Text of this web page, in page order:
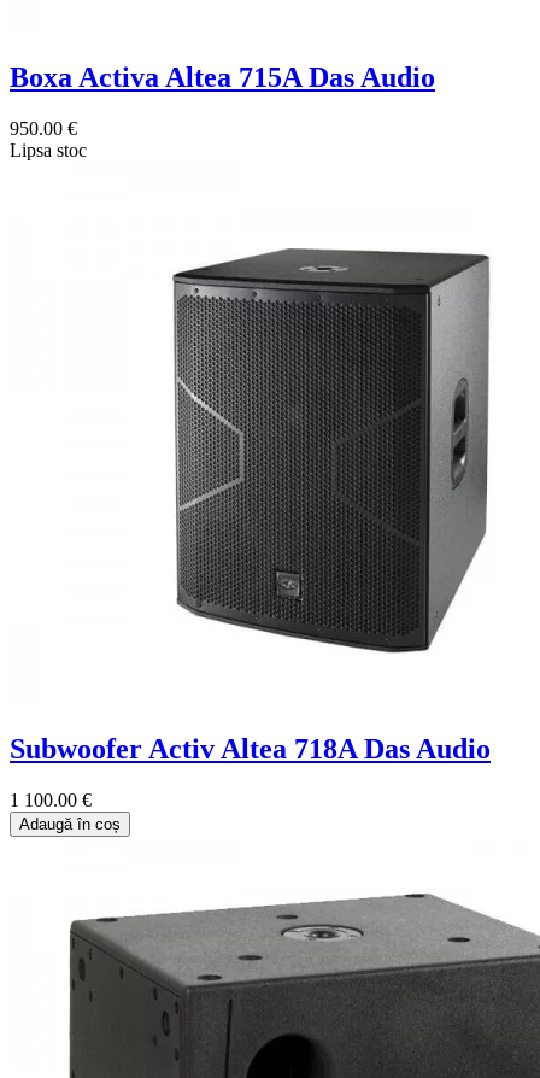
Boxa Activa Altea 715A Das Audio
950.00 €
Lipsa stoc
Subwoofer Activ Altea 718A Das Audio
1 100.00 €
Adaugă în coș